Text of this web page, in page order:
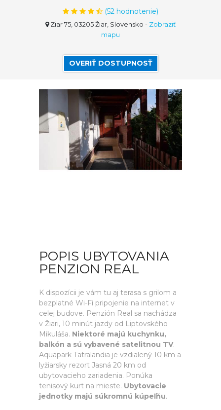
(52 hodnotenie)
Ziar 75, 03205 Žiar, Slovensko - Zobraziť
mapu
OVERIŤ DOSTUPNOSŤ
POPIS UBYTOVANIA
PENZION REAL
K dispozícii je vám tu aj terasa s grilom a
bezplatné Wi-Fi pripojenie na internet v
celej budove. Penzión Real sa nachádza
v Žiari, 10 minút jazdy od Liptovského
Mikuláša. Niektoré majú kuchynku,
balkón a sú vybavené satelitnou TV.
Aquapark Tatralandia je vzdialený 10 km a
lyžiarsky rezort Jasná 20 km od
ubytovacieho zariadenia. Ponúka
tenisový kurt na mieste. Ubytovacie
jednotky majú súkromnú kúpeľňu.